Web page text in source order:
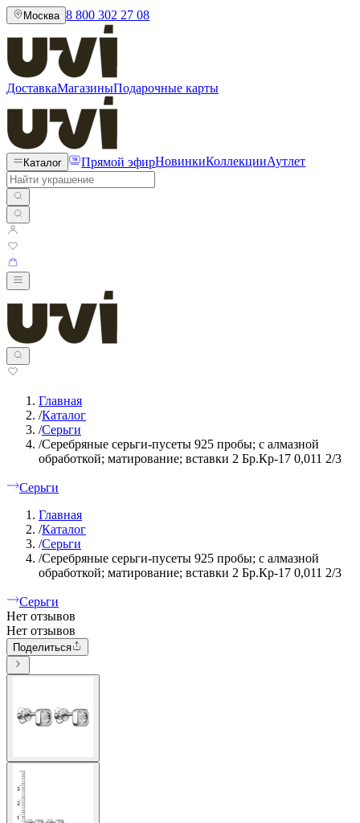
Москва 8 800 302 27 08
ДоставкаМагазиныПодарочные карты
Каталог Прямой эфирНовинкиКоллекцииАутлет
Главная
/Каталог
/Серьги
/Серебряные серьги-пусеты 925 пробы; с алмазной
обработкой; матирование; вставки 2 Бр.Кр-17 0,011 2/3
Серьги
Главная
/Каталог
/Серьги
/Серебряные серьги-пусеты 925 пробы; с алмазной
обработкой; матирование; вставки 2 Бр.Кр-17 0,011 2/3
Серьги
Нет отзывов
Нет отзывов
Поделиться